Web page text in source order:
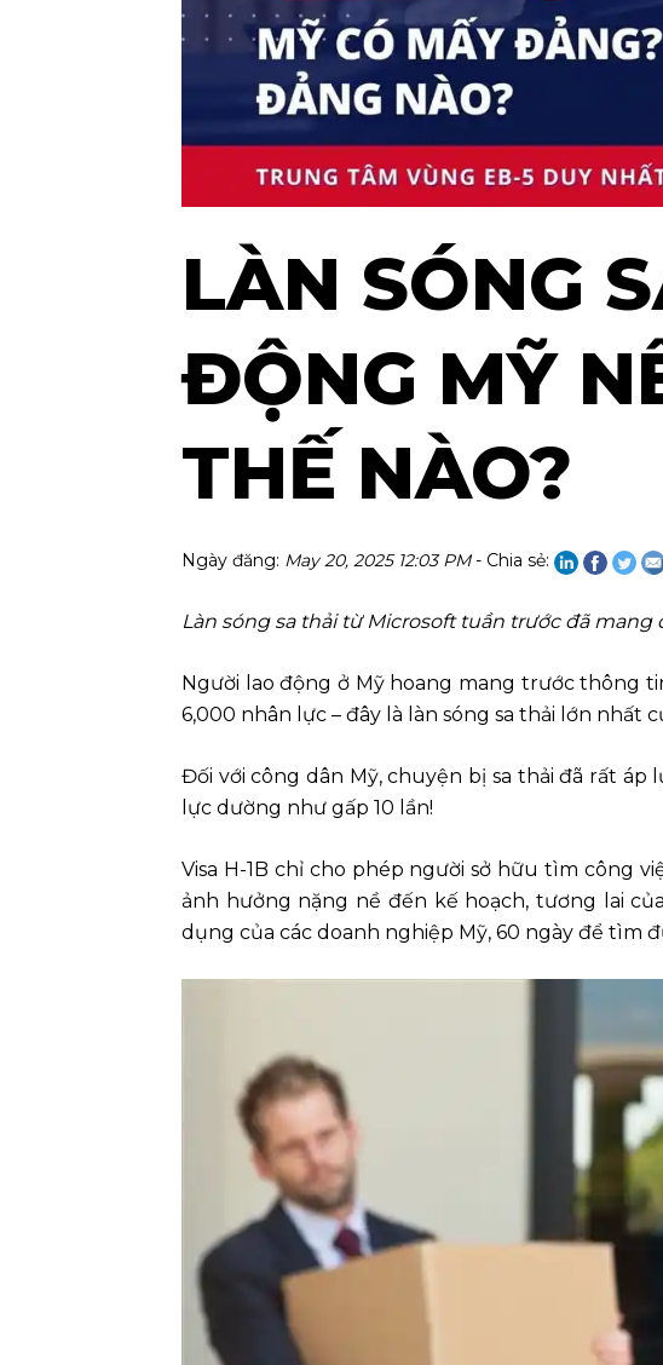
LÀN SÓNG
ĐỘNG MỸ
THẾ NÀO?
Ngày đăng: May 20, 2025 12:03 PM- Chia sẻ:
Làn sóng sa thải từ Microsoft tuần trước đã
Người lao động ở Mỹ hoang mang trước thông
6,000 nhân lực – đây là làn sóng sa thải lớn nhất
Đối với công dân Mỹ, chuyện bị sa thải đã rất áp
lực dường như gấp 10 lần!
Visa H-1B chỉ cho phép người sở hữu tìm công
ảnh hưởng nặng nề đến kế hoạch, tương lai
dụng của các doanh nghiệp Mỹ, 60 ngày để tìm